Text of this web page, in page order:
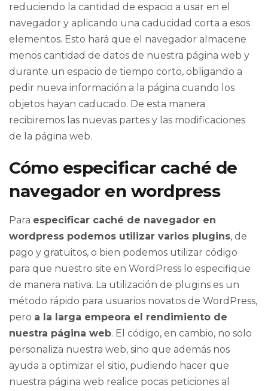
reduciendo la cantidad de espacio a usar en el
navegador y aplicando una caducidad corta a esos
elementos. Esto hará que el navegador almacene
menos cantidad de datos de nuestra página web y
durante un espacio de tiempo corto, obligando a
pedir nueva información a la página cuando los
objetos hayan caducado. De esta manera
recibiremos las nuevas partes y las modificaciones
de la página web.
Cómo especificar caché de
navegador en wordpress
Para especificar caché de navegador en
wordpress podemos utilizar varios plugins, de
pago y gratuitos, o bien podemos utilizar código
para que nuestro site en WordPress lo especifique
de manera nativa. La utilización de plugins es un
método rápido para usuarios novatos de WordPress,
pero a la larga empeora el rendimiento de
nuestra página web. El código, en cambio, no solo
personaliza nuestra web, sino que además nos
ayuda a optimizar el sitio, pudiendo hacer que
nuestra página web realice pocas peticiones al